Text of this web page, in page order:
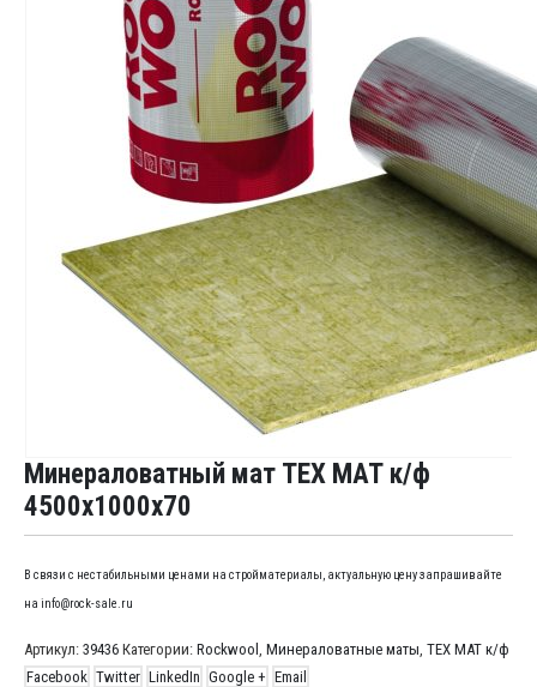
Минераловатный мат ТЕХ МАТ к/ф
4500x1000x70
В связи с нестабильными ценами на стройматериалы, актуальную цену запрашивайте
на info@rock-sale.ru
Артикул: 39436 Категории: Rockwool Минераловатные маты ТЕХ МАТ к/ф
Facebook Twitter LinkedIn Google + Email